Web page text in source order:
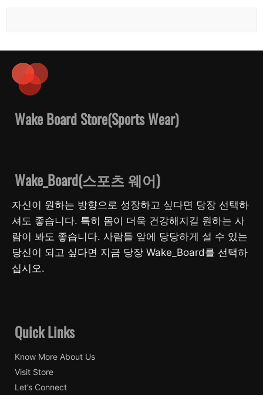
Wake Board Store(Sports Wear)
Wake_Board(스포츠 웨어)
자신이 원하는 방향으로 성장하고 싶다면 당장 선택하
셔도 좋습니다. 특히 몸이 더욱 건강해지길 원하는 사
람이 봐도 좋습니다. 사람들 앞에 당당하게 설 수 있는
당신이 되고 싶다면 지금 당장 Wake_Board를 선택하
십시오.
Quick Links
Know More About Us
Visit Store
Let’s Connect